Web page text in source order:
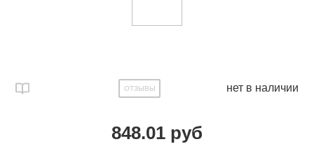
ОТЗЫВЫ нет в наличии
848.01 руб